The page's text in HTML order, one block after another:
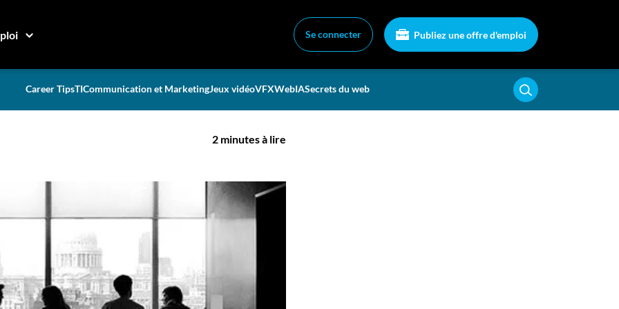
Se connecter Publiez une offre d'emploi
Career TipsTICommunication et MarketingJeux vidéoVFXWebIASecrets du web
votre réunion
vous devriez reporter
2 minutes à lire